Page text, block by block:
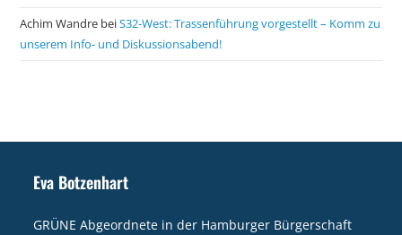
Achim Wandre beiS32-West: Trassenführung vorgestellt – Komm zu
unserem Info- und Diskussionsabend!
Eva Botzenhart
GRÜNE Abgeordnete in der Hamburger Bürgerschaft